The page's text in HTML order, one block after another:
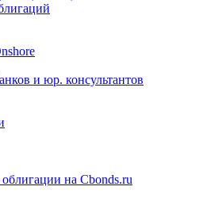
рынка
(Россия)
и юр. консультантов